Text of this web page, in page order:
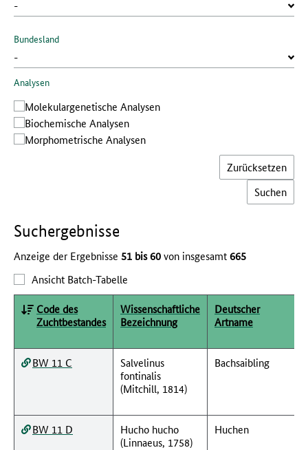
Bundesland
Analysen
Molekular­genetische Analysen
Bio­chemische Analysen
Morphometrische Analysen
Zurücksetzen
Such­ergebnisse
Anzeige der Ergebnisse 51 bis 60von insgesamt665
Ansicht Batch-Tabelle
Code des
Zuchtbestandes
Wissenschaftliche
Bezeichnung
Deutscher
Artname
BW 11 C
Salvelinus
fontinalis
(Mitchill, 1814)
Bachsaibling
BW 11 D
Hucho hucho
(Linnaeus, 1758)
Huchen